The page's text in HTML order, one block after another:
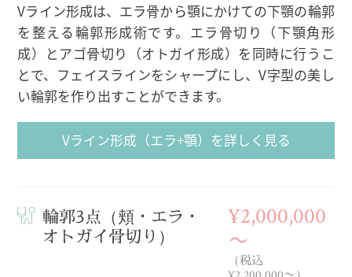
Vライン形成は、エラ骨から顎にかけての下顎の輪郭
を整える輪郭形成術です。エラ骨切り（下顎角形
成）とアゴ骨切り（オトガイ形成）を同時に行うこ
とで、フェイスラインをシャープにし、V字型の美し
い輪郭を作り出すことができます。
Vライン形成（エラ+顎）を詳しく見る
輪郭3点（頬・エラ・
オトガイ骨切り）
¥2,000,000
〜
（税込